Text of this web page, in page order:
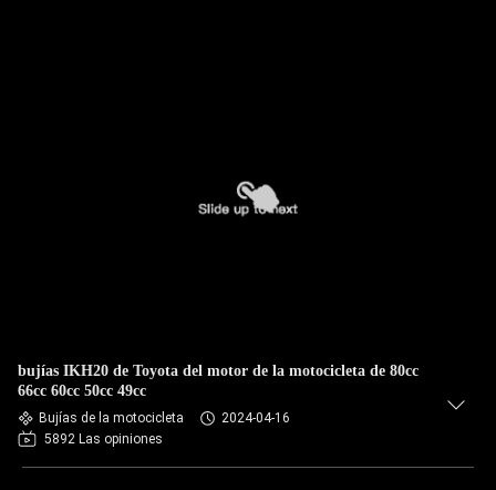
bujías IKH20 de Toyota del motor de la motocicleta de 80cc
66cc 60cc 50cc 49cc
Bujías de la motocicleta
2024-04-16
5892 Las opiniones